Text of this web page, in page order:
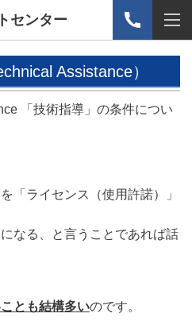
センター
Assistance）
「技術指導」の条件につい
「ライセンス（使用許諾）」
なる、と言うことであれば話
とも結構多いのです。